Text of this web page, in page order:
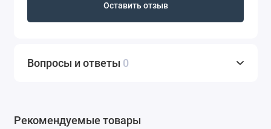
Оставить отзыв
Вопросы и ответы 0
Рекомендуемые товары